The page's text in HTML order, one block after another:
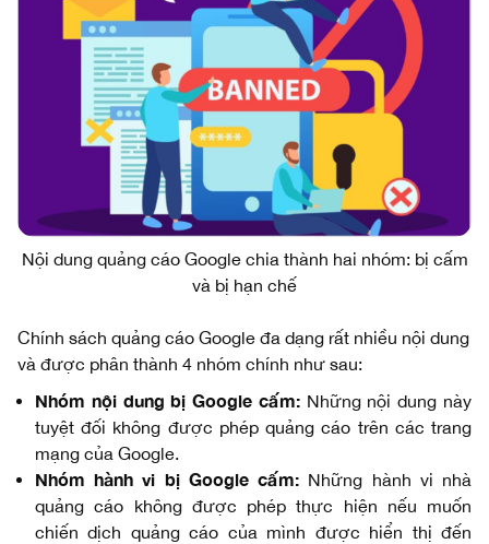
Nội dung quảng cáo Google chia thành hai nhóm: bị cấm
và bị hạn chế
Chính sách quảng cáo Google đa dạng rất nhiều nội dung
và được phân thành 4 nhóm chính như sau:
Nhóm nội dung bị Google cấm:Những nội dung này
tuyệt đối không được phép quảng cáo trên các trang
mạng của Google.
Nhóm hành vi bị Google cấm: Những hành vi nhà
quảng cáo không được phép thực hiện nếu muốn
chiến dịch quảng cáo của mình được hiển thị đến